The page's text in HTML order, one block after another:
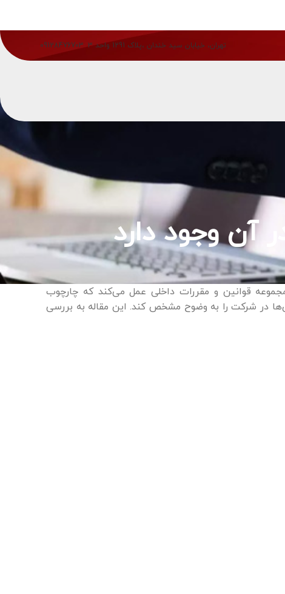
تهران، خیابان سید خندان ،پلاک 1291 واحد 3 09128476703
وجود دارد
قوانین و مقررات داخلی عمل می‌کند که چارچوب
در شرکت را به وضوح مشخص کند. این مقاله به بررسی